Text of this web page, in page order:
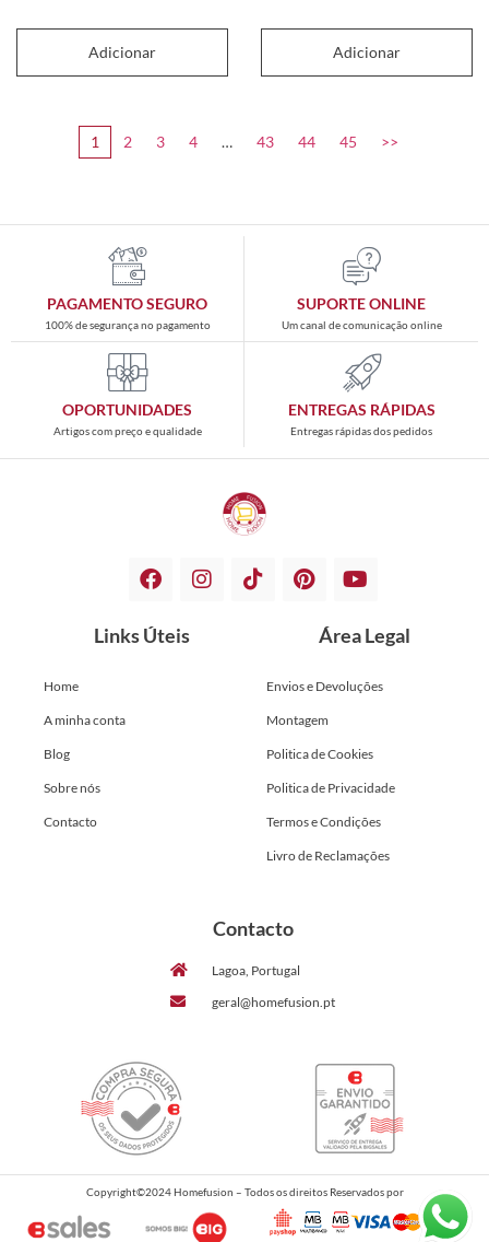
Adicionar Adicionar
1 2 3 4 … 43 44 45 >>
PAGAMENTO SEGURO
100% de segurança no pagamento
SUPORTE ONLINE
Um canal de comunicação online
OPORTUNIDADES
Artigos com preço e qualidade
ENTREGAS RÁPIDAS
Entregas rápidas dos pedidos
Links Úteis
Home
A minha conta
Blog
Sobre nós
Contacto
Área Legal
Envios e Devoluções
Montagem
Politica de Cookies
Politica de Privacidade
Termos e Condições
Livro de Reclamações
Contacto
Lagoa, Portugal
geral@homefusion.pt
Copyright©2024 Homefusion – Todos os direitos Reservados por